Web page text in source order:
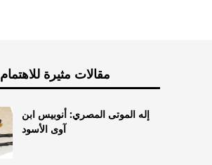
مقالات مثيرة للاهتمام
إله الموتى المصري: أنوبيس ابن
آوى الأسود